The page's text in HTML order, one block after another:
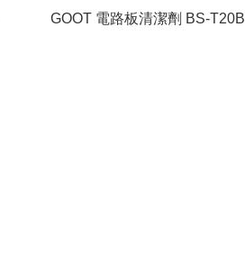
GOOT 電路板清潔劑 BS-T20B